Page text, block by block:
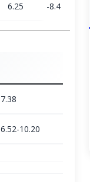
6.25 -8.4
7.38
6.52-10.20